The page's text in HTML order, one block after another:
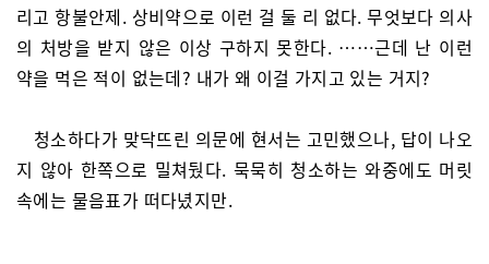
리고 항불안제. 상비약으로 이런 걸 둘 리 없다. 무엇보다 의사
의 처방을 받지 않은 이상 구하지 못한다. ……근데 난 이런
약을 먹은 적이 없는데? 내가 왜 이걸 가지고 있는 거지?
청소하다가 맞닥뜨린 의문에 현서는 고민했으나, 답이 나오
지 않아 한쪽으로 밀쳐뒀다. 묵묵히 청소하는 와중에도 머릿
속에는 물음표가 떠다녔지만.